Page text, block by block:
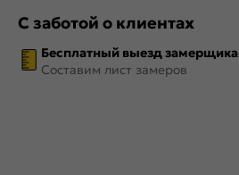
С заботой о клиентах
Бесплатный выезд замерщика
Составим лист замеров